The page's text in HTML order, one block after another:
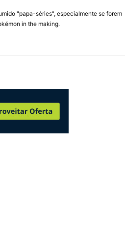
"papa-séries", especialmente se forem
in the making.